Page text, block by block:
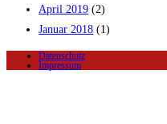
April 2019 (2)
Januar 2018 (1)
Datenschutz
Impressum